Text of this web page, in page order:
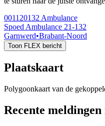
001120132 Ambulance
Spoed Ambulance 21-132
Garnwerd•Brabant-Noord
Toon FLEX bericht
Plaatskaart
Polygoonkaart van de
Recente